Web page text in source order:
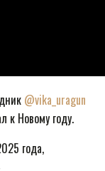
@vika_uragun
к Новому году.
года,